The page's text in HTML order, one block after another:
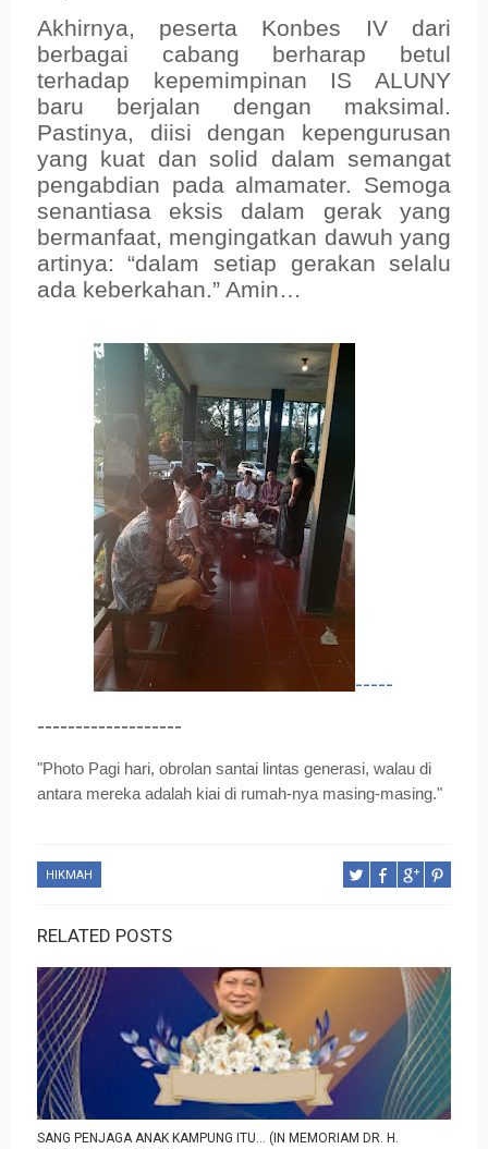
Akhirnya, peserta Konbes IV dari
berbagai cabang berharap betul
terhadap kepemimpinan IS ALUNY
baru berjalan dengan maksimal.
Pastinya, diisi dengan kepengurusan
yang kuat dan solid dalam semangat
pengabdian pada almamater. Semoga
senantiasa eksis dalam gerak yang
bermanfaat, mengingatkan dawuh yang
artinya: “dalam setiap gerakan selalu
ada keberkahan.” Amin…
-----
-------------------
"Photo Pagi hari, obrolan santai lintas generasi, walau di
antara mereka adalah kiai di rumah-nya masing-masing."
HIKMAH
RELATED POSTS
SANG PENJAGA ANAK KAMPUNG ITU… (IN MEMORIAM DR. H.